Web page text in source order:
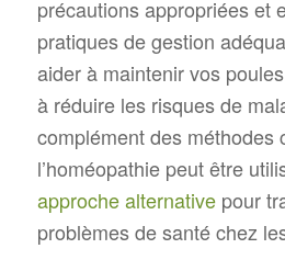
précautions appropriées et
pratiques de gestion
aider à maintenir vos
à réduire les risques de
complément des méthodes
l’homéopathie peut être
approche alternativepour
problèmes de santé chez